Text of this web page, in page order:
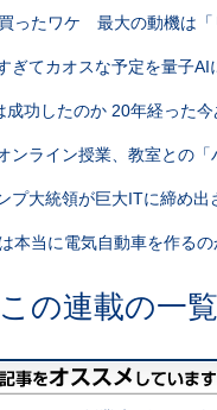
ったワケ 最大の動機は「
ぎてカオスな予定を量子AI
成功したのか 20年経った
ンライン授業、教室との
プ大統領が巨大ITに締め
本当に電気自動車を作るの
この連載の一